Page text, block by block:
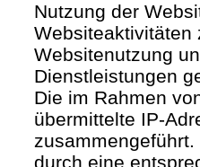
Nutzung der
Websiteaktivitäten
Websitenutzung
Dienstleistungen
Die im Rahmen
übermittelte IP-
durch eine